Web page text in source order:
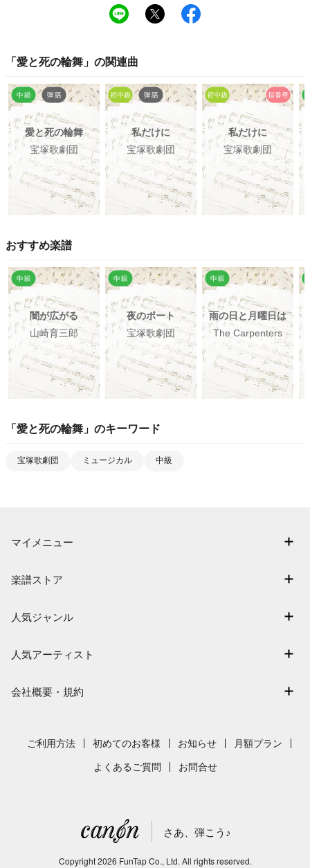
「 愛と死の輪舞 」の関連曲
愛と死の輪舞
宝塚歌劇団
私だけに
宝塚歌劇団
私だけに
宝塚歌劇団
おすすめ楽譜
闇が広がる
山崎育三郎
夜のボート
宝塚歌劇団
雨の日と月曜日は
The Carpenters
「 愛と死の輪舞 」のキーワード
宝塚歌劇団 ミュージカル 中級
マイメニュー
退会はこちら
楽譜ストア
難易度別に探す
まもなく配信
人気ジャンル
保育
発表会
人気アーティスト
新沢としひこ
会社概要・規約
採用情報
サイトマップ
ご利用方法 初めてのお客様 お知らせ 月額プラン
よくあるご質問 お問合せ
さあ、弾こう♪
Copyright2026 FunTap Co., Ltd. All rights reserved.